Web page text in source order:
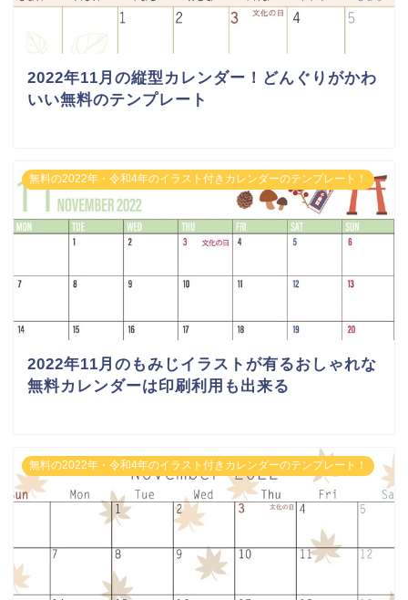
2022年11月の縦型カレンダー！どんぐりがかわ
いい無料のテンプレート
無料の2022年・令和4年のイラスト付きカレンダーのテンプレート！
2022年11月のもみじイラストが有るおしゃれな
無料カレンダーは印刷利用も出来る
無料の2022年・令和4年のイラスト付きカレンダーのテンプレート！